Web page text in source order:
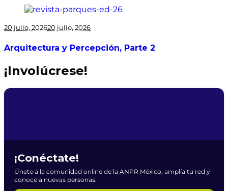
20 julio, 202620 julio, 2026
Arquitectura y Percepción, Parte 2
¡Involúcrese!
¡Conéctate!
Únete a la comunidad online de la ANPR México, amplía tu red y
conoce a nuevas personas.